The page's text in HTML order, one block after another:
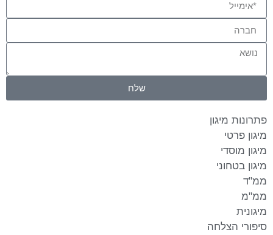
שלח
פתרונות מיגון
מיגון פרטי
מיגון מוסדי
מיגון בטחוני
ממ"ד
ממ"מ
מיגונית
סיפורי הצלחה